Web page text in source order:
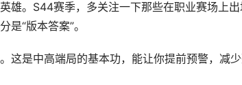
雄。S44赛季，多关注一下那些在职业赛场上
是“版本答案”。
这是中高端局的基本功，能让你提前预警，减